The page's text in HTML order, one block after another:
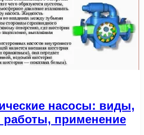
насосы: виды,
работы, применение